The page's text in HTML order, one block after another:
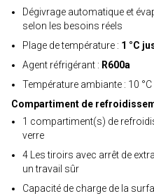
Dégivrage automatique et
selon les besoins réels
Plage de température : 1 °C
Agent réfrigérant : R600a
Température ambiante : 10 °C
Compartiment de
1 compartiment(s) de
verre
4 Les tiroirs avec arrêt de
un travail sûr
Capacité de charge de la